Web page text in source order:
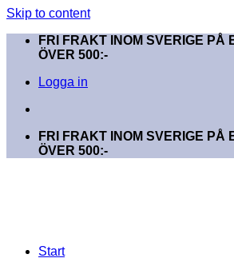
Skip to content
FRI FRAKT INOM SVERIGE PÅ
ÖVER 500:-
Logga in
FRI FRAKT INOM SVERIGE PÅ
ÖVER 500:-
Start